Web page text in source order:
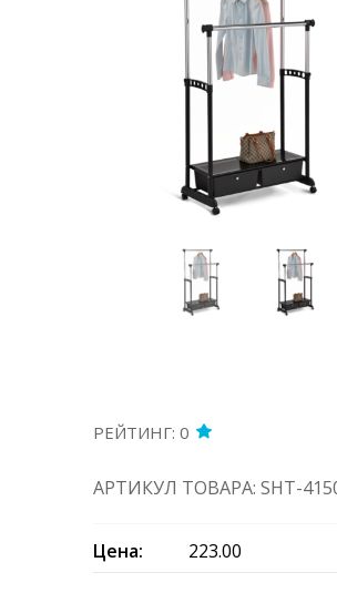
РЕЙТИНГ: 0
АРТИКУЛ ТОВАРА: SHT-
Цена: 223.00